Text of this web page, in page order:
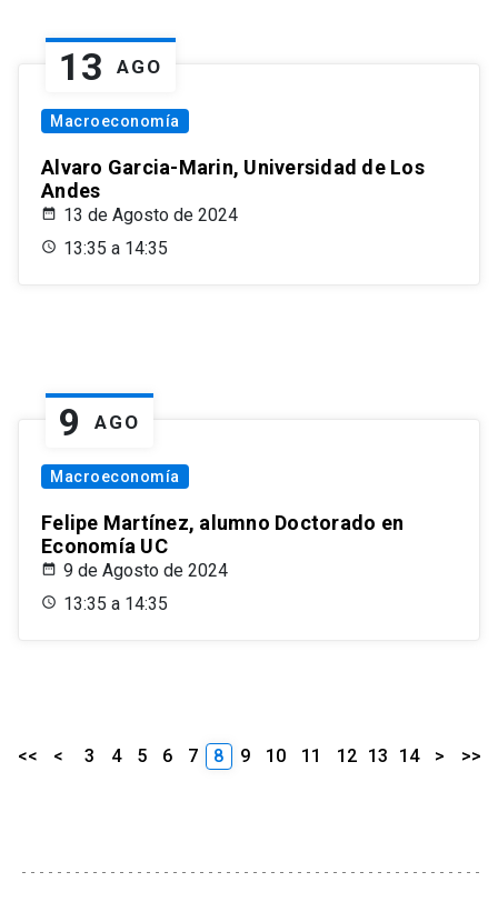
13 AGO
Macroeconomía
Alvaro Garcia-Marin, Universidad de Los
Andes
13 de Agosto de 2024
13:35 a 14:35
9 AGO
Macroeconomía
Felipe Martínez, alumno Doctorado en
Economía UC
9 de Agosto de 2024
13:35 a 14:35
<< < 3 4 5 6 7 8 9 10 11 12 13 14 > >>